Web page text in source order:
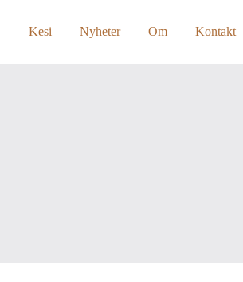
Kesi Nyheter Om Kontakt